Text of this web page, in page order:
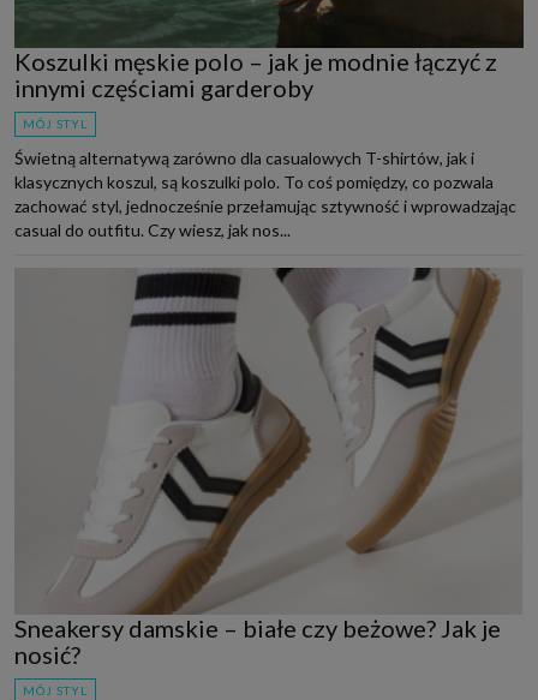
Koszulki męskie polo – jak je modnie łączyć z
innymi częściami garderoby
MÓJ STYL
Świetną alternatywą zarówno dla casualowych T-shirtów, jak i
klasycznych koszul, są koszulki polo. To coś pomiędzy, co pozwala
zachować styl, jednocześnie przełamując sztywność i wprowadzając
casual do outfitu. Czy wiesz, jak nos...
Sneakersy damskie – białe czy beżowe? Jak je
nosić?
MÓJ STYL